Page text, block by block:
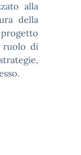
alla
della
ruolo di